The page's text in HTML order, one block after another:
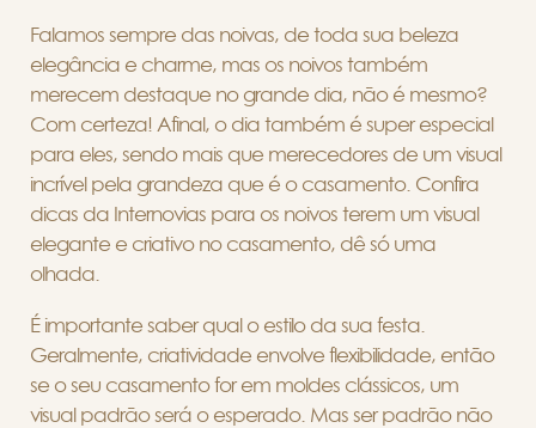
Falamos sempre das noivas, de toda sua beleza
elegância e charme, mas os noivos também
merecem destaque no grande dia, não é mesmo?
Com certeza! Afinal, o dia também é super especial
para eles, sendo mais que merecedores de um visual
incrível pela grandeza que é o casamento. Confira
dicas da Internovias para os noivos terem um visual
elegante e criativo no casamento, dê só uma
olhada.
É importante saber qual o estilo da sua festa.
Geralmente, criatividade envolve flexibilidade, então
se o seu casamento for em moldes clássicos, um
visual padrão será o esperado. Mas ser padrão não